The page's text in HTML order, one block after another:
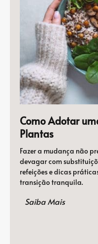
Como Adotar
Plantas
Fazer a mudança não
devagar com
refeições e dicas
transição tranquila.
Saiba Mais